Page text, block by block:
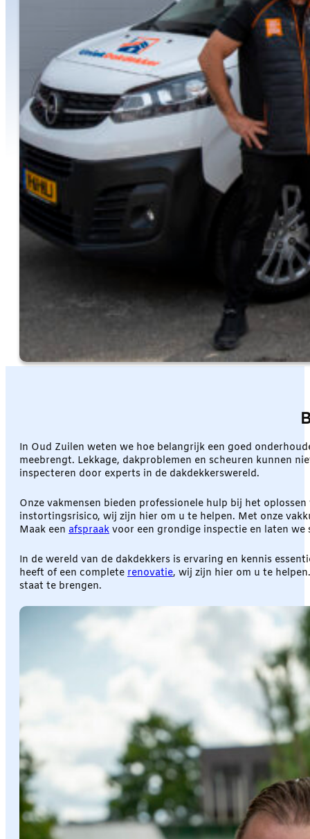
In Oud Zuilen weten we hoe belangrijk een goed
meebrengt. Lekkage, dakproblemen en scheuren kunnen
inspecteren door experts in de dakdekkerswereld.
Onze vakmensen bieden professionele hulp bij het
instortingsrisico, wij zijn hier om u te helpen. Met onze
Maak een afspraak voor een grondige inspectie en laten
In de wereld van de dakdekkers is ervaring en kennis
heeft of een complete renovatie, wij zijn hier om u te
staat te brengen.